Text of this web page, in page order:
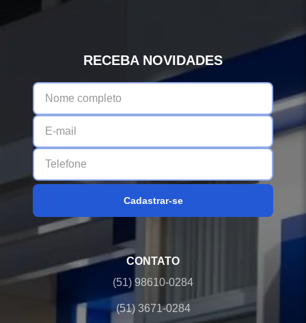
RECEBA NOVIDADES
Cadastrar-se
CONTATO
(51) 98610-0284
(51) 3671-0284